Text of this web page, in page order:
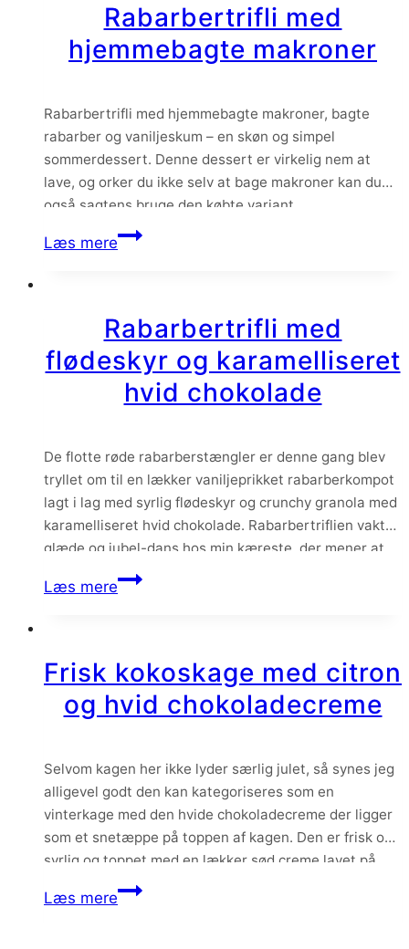
Rabarbertrifli med
hjemmebagte makroner
Rabarbertrifli med hjemmebagte makroner, bagte
rabarber og vaniljeskum – en skøn og simpel
sommerdessert. Denne dessert er virkelig nem at
lave, og orker du ikke selv at bage makroner kan du
også sagtens bruge den købte variant.
Læs mereRabarbertrifli
Rabarbertrifli med
flødeskyr og karamelliseret
hvid chokolade
De flotte røde rabarberstængler er denne gang blev
tryllet om til en lækker vaniljeprikket rabarberkompot
lagt i lag med syrlig flødeskyr og crunchy granola med
karamelliseret hvid chokolade. Rabarbertriflien vakte
glæde og jubel-dans hos min kæreste, der mener at
den må havne i toppen af yndlingsdesserter.
Læs mereRabarbertrifli
karamelliseret
hvid
Frisk kokoskage med citron
og hvid chokoladecreme
Selvom kagen her ikke lyder særlig julet, så synes jeg
alligevel godt den kan kategoriseres som en
vinterkage med den hvide chokoladecreme der ligger
som et snetæppe på toppen af kagen. Den er frisk og
syrlig og toppet med en lækker sød creme lavet på
hvid chokolade. Kokos, hvid chokolade og citron er
som altid en…
Læs mereFrisk